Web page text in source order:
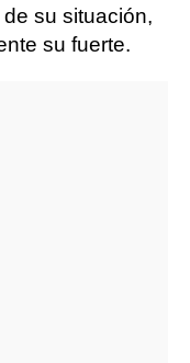
su situación,
su fuerte.